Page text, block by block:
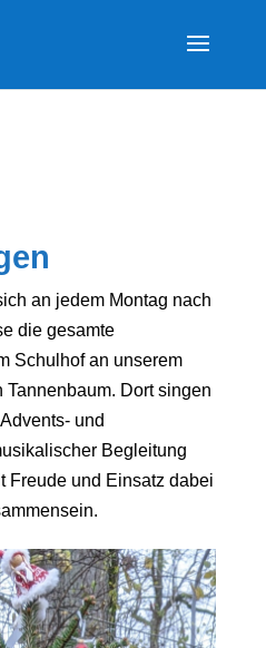
an jedem Montag nach
die gesamte
Schulhof an unserem
Tannenbaum. Dort singen
und
Begleitung
Freude und Einsatz dabei